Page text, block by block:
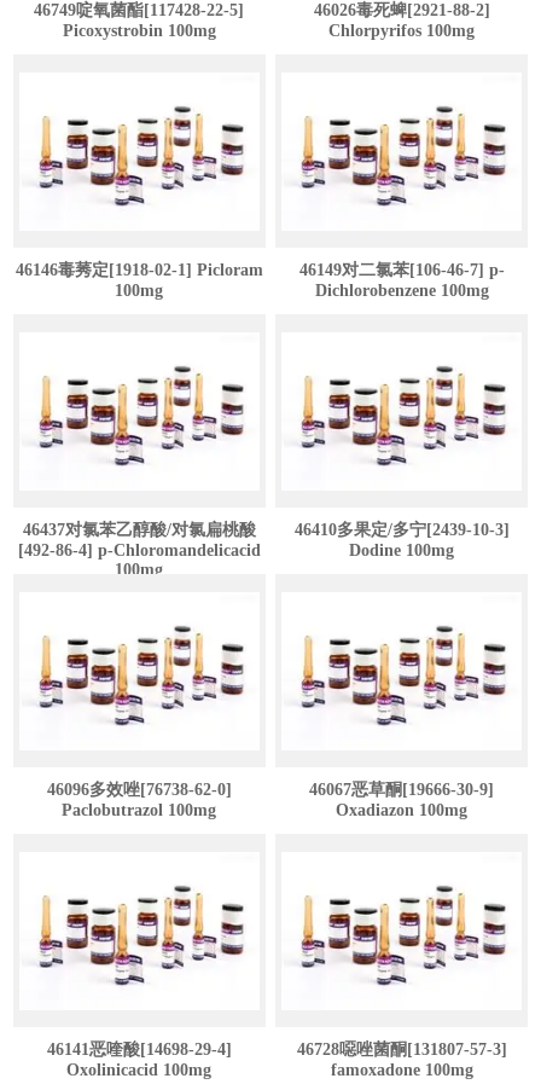
46749啶氧菌酯[117428-22-5]
Picoxystrobin 100mg
46026毒死蜱[2921-88-2]
Chlorpyrifos 100mg
46146毒莠定[1918-02-1] Picloram
100mg
46149对二氯苯[106-46-7] p-
Dichlorobenzene 100mg
46437对氯苯乙醇酸/对氯扁桃酸
[492-86-4] p-Chloromandelicacid
100mg
46410多果定/多宁[2439-10-3]
Dodine 100mg
46096多效唑[76738-62-0]
Paclobutrazol 100mg
46067恶草酮[19666-30-9]
Oxadiazon 100mg
46141恶喹酸[14698-29-4]
Oxolinicacid 100mg
46728噁唑菌酮[131807-57-3]
famoxadone 100mg